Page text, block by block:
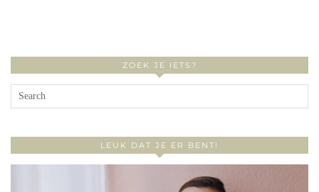
ZOEK JE IETS?
LEUK DAT JE ER BENT!